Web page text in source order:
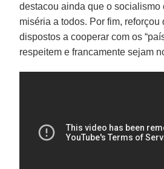
destacou ainda que o socialismo
miséria a todos. Por fim, reforçou
dispostos a cooperar com os
respeitem e francamente sejam